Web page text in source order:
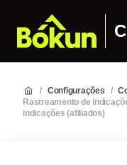
/ Configurações /
Rastreamento de
indicações (afiliados)